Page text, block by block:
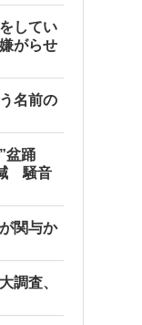
してい
がらせ
名前の
盆踊
騒音
関与か
調査、